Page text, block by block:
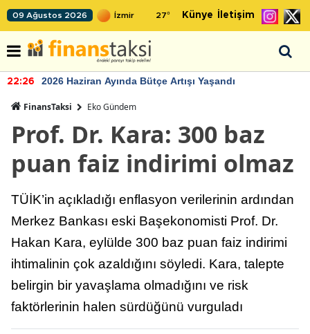
09 Ağustos 2026 27° Künye İletişim
22:26 2026 Haziran Ayında Bütçe Artışı Yaşandı
FinansTaksi Eko Gündem
Prof. Dr. Kara: 300 baz
puan faiz indirimi olmaz
TÜİK’in açıkladığı enflasyon verilerinin ardından
Merkez Bankası eski Başekonomisti Prof. Dr.
Hakan Kara, eylülde 300 baz puan faiz indirimi
ihtimalinin çok azaldığını söyledi. Kara, talepte
belirgin bir yavaşlama olmadığını ve risk
faktörlerinin halen sürdüğünü vurguladı